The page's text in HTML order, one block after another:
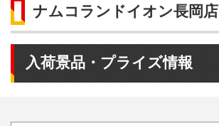
ナムコランドイオン長岡店
入荷景品・プライズ情報